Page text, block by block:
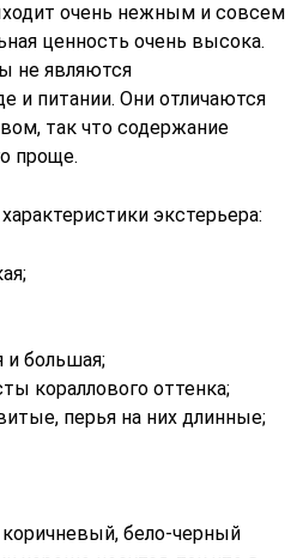
очень нежным и совсем
ценность очень высока.
не являются
и питании. Они отличаются
так что содержание
проще.
экстерьера:
и большая;
кораллового оттенка;
перья на них длинные;
бело-черный